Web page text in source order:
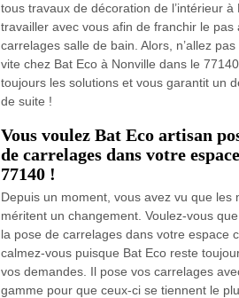
tous travaux de décoration de l’intérieur
travailler avec vous afin de franchir le
carrelages salle de bain. Alors, n’allez
vite chez Bat Eco à Nonville dans le
toujours les solutions et vous garantit un
de suite !
Vous voulez Bat Eco artisan
de carrelages dans votre
77140 !
Depuis un moment, vous avez vu que les
méritent un changement. Voulez-vous
la pose de carrelages dans votre espace
calmez-vous puisque Bat Eco reste
vos demandes. Il pose vos carrelages
gamme pour que ceux-ci se tiennent le